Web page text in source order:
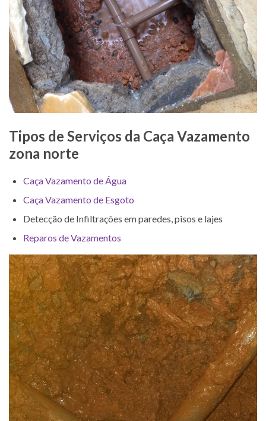
Tipos de Serviços da Caça Vazamento
zona norte
Caça Vazamento de Água
Caça Vazamento de Esgoto
Detecção de Infiltrações em paredes, pisos e lajes
Reparos de Vazamentos